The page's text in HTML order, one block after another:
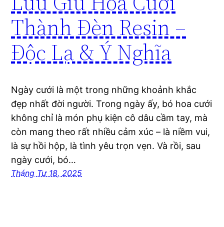
Thành Đèn Resin –
Độc Lạ & Ý Nghĩa
Ngày cưới là một trong những khoảnh khắc
đẹp nhất đời người. Trong ngày ấy, bó hoa cưới
không chỉ là món phụ kiện cô dâu cầm tay, mà
còn mang theo rất nhiều cảm xúc – là niềm vui,
là sự hồi hộp, là tình yêu trọn vẹn. Và rồi, sau
ngày cưới, bó…
Tháng Tư 18, 2025